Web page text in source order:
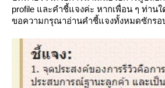
profile และคำชี้แจงค่ะ หากเพื่อน ๆ ท่าน
ขอความกรุณาอ่านคำชี้แจงทั้งหมดซักร